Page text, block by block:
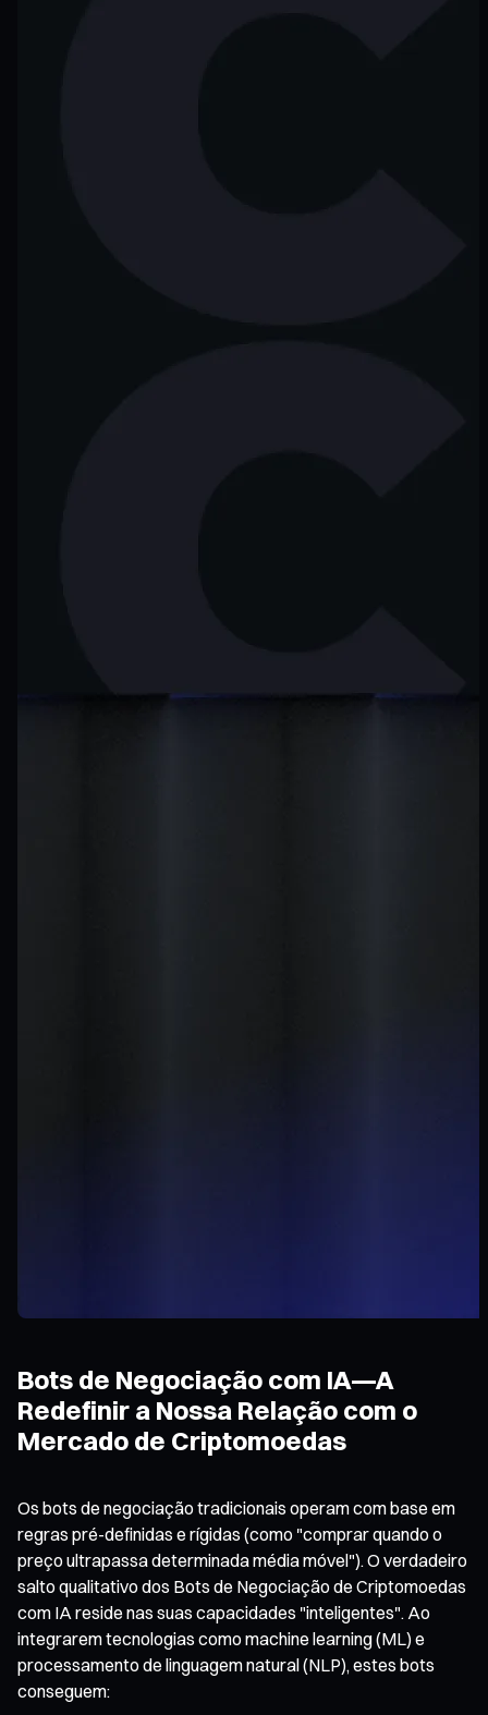
Bots de Negociação com IA—A
Redefinir a Nossa Relação com o
Mercado de Criptomoedas
Os bots de negociação tradicionais operam com base em
regras pré-definidas e rígidas (como "comprar quando o
preço ultrapassa determinada média móvel"). O verdadeiro
salto qualitativo dos Bots de Negociação de Criptomoedas
com IA reside nas suas capacidades "inteligentes". Ao
integrarem tecnologias como machine learning (ML) e
processamento de linguagem natural (NLP), estes bots
conseguem: